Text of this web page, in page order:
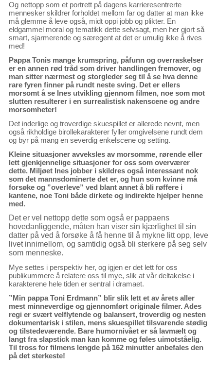
Og nettopp som et portrett på dagens karrieresentrerte
mennesker skildrer forholdet mellom far og datter at man ikke
må glemme å leve også, midt oppi jobb og plikter. En
eldgammel moral og tematikk dette selvsagt, men her gjort så
smart, sjarmerende og særegent at det er umulig ikke å rives
med!
Pappa Tonis mange krumspring, påfunn og overraskelser
er en annen rød tråd som driver handlingen fremover, og
man sitter nærmest og storgleder seg til å se hva denne
rare fyren finner på rundt neste sving. Det er ellers
morsomt å se Ines utvikling gjennom filmen, noe som mot
slutten resulterer i en surrealistisk nakenscene og andre
morsomheter!
Det inderlige og troverdige skuespillet er allerede nevnt, men
også rikholdige birollekarakterer fyller omgivelsene rundt dem
og byr på mang en severdig enkelscene og setting.
Kleine situasjoner avveksles av morsomme, rørende eller
lett gjenkjennelige situasjoner for oss som overværer
dette. Miljøet Ines jobber i skildres også interessant nok
som det mannsdominerte det er, og hun som kvinne må
forsøke og ”overleve” ved blant annet å bli røffere i
kantene, noe Toni både dirkete og indirekte hjelper henne
med.
Det er vel nettopp dette som også er pappaens
hovedanliggende, måten han viser sin kjærlighet til sin
datter på ved å forsøke å få henne til å mykne litt opp, leve
livet innimellom, og samtidig også bli sterkere på seg selv
som menneske.
Mye settes i perspektiv her, og igjen er det lett for oss
publikummere å relatere oss til mye, slik at vår deltakelse i
karakterene hele tiden er sentral i dramaet.
”Min pappa Toni Erdmann” blir slik lett et av årets aller
mest minneverdige og gjennomført originale filmer. Ades
regi er svært velflytende og balansert, troverdig og nesten
dokumentarisk i stilen, mens skuespillet tilsvarende stødig
og tilstedeværende. Bare humornivået er så lavmælt og
langt fra slapstick man kan komme og føles uimotståelig.
Til tross for filmens lengde på 162 minutter anbefales den
på det sterkeste!